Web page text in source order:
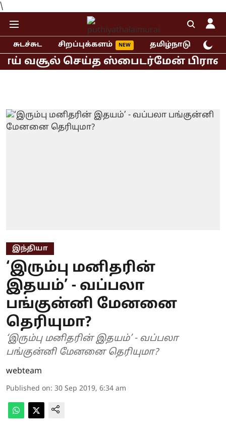
\
சுடச்சுட சிறப்புக்களம் தமிழ்நாடு
வசூல் செய்த ஸ்பைடர்மேன் பிராண்ட்
இந்தியா
‘இரும்பு மனிதரின்
இதயம்’ - வப்பலா
பங்குன்னி மேனனை
தெரியுமா?
‘இரும்பு மனிதரின் இதயம்’ - வப்பலா
பங்குன்னி மேனனை தெரியுமா?
webteam
Published on: 30 Sep 2019, 6:34 am